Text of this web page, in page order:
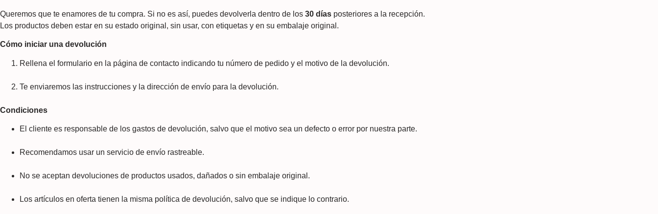
Queremos que te enamores de tu compra. Si no es así, puedes devolverla dentro de los 30 días posteriores a la recepción.
Los productos deben estar en su estado original, sin usar, con etiquetas y en su embalaje original.
Cómo iniciar una devolución
Rellena el formulario en la página de contacto indicando tu número de pedido y el motivo de la devolución.
Te enviaremos las instrucciones y la dirección de envío para la devolución.
Condiciones
El cliente es responsable de los gastos de devolución, salvo que el motivo sea un defecto o error por nuestra parte.
Recomendamos usar un servicio de envío rastreable.
No se aceptan devoluciones de productos usados, dañados o sin embalaje original.
Los artículos en oferta tienen la misma política de devolución, salvo que se indique lo contrario.